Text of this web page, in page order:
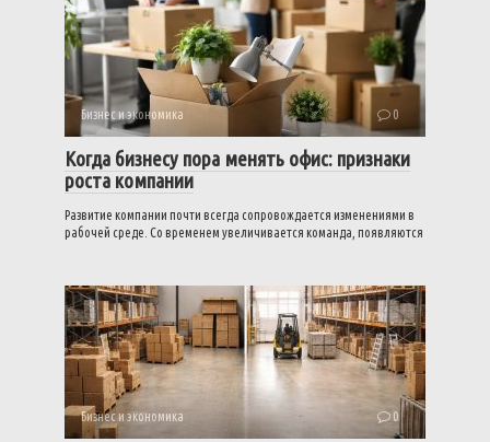
Бизнес и экономика 0
Когда бизнесу пора менять офис: признаки
роста компании
Развитие компании почти всегда сопровождается изменениями в
рабочей среде. Со временем увеличивается команда, появляются
Бизнес и экономика 0